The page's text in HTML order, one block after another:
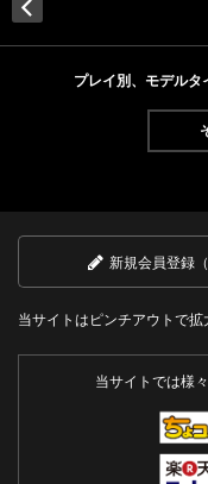
プレイ別、モデルタ
新規会員登録（
当サイトはピンチアウトで拡
当サイトでは様